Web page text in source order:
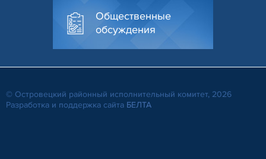
Общественные
обсуждения
© Островецкий районный исполнительный комитет, 2026
Разработка и поддержка сайта БЕЛТА